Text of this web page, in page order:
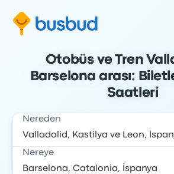
Otobüs ve Tren
Barselona arası:
Saatleri
Nereden
Nereye